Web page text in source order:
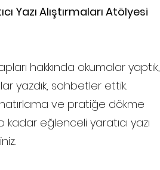
Yazı Alıştırmaları Atölyesi
hakkında okumalar yaptık,
yazdık, sohbetler ettik.
hatırlama ve pratiğe dökme
kadar eğlenceli yaratıcı yazı